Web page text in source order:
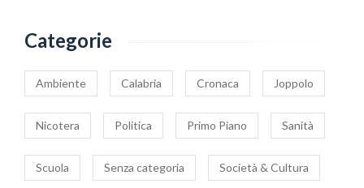
Categorie
Ambiente Calabria Cronaca Joppolo
Nicotera Politica Primo Piano Sanità
Scuola Senza categoria Società & Cultura